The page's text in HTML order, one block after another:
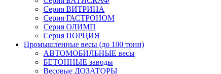
Серия ВИТРИНА
Серия ГАСТРОНОМ
Серия ОЛИМП
Серия ПОРЦИЯ
Промышленные весы (до 100 тонн)
АВТОМОБИЛЬНЫЕ весы
БЕТОННЫЕ заводы
Весовые ДОЗАТОРЫ